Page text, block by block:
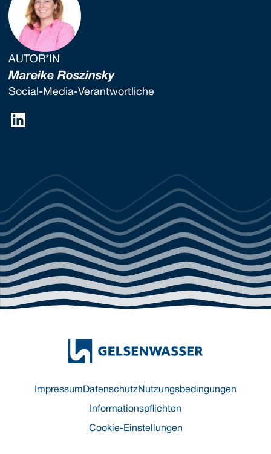
AUTOR*IN
Mareike Roszinsky
Social-Media-Verantwortliche
Impressum Datenschutz Nutzungsbedingungen
Informationspflichten
Cookie-Einstellungen